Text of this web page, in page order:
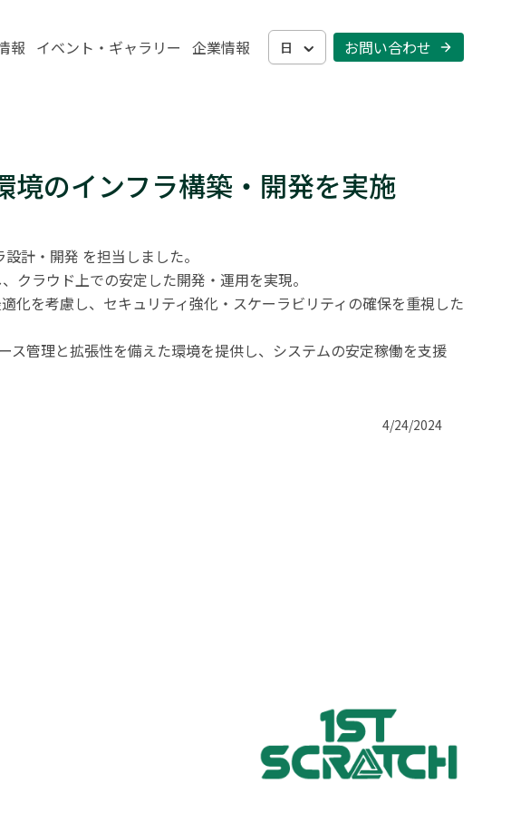
報 イベント・ギャラリー 企業情報 日
のインフラ構築・開発を実施
計・開発 を担当しました。
クラウド上での安定した開発・運用を実現。
化を考慮し、セキュリティ強化・スケーラビリティの確保を重視した
ス管理と拡張性を備えた環境を提供し、システムの安定稼働を支援
4/24/2024